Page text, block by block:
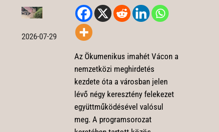
2026-07-29
Az Ökumenikus imahét Vácon a
nemzetközi meghirdetés
kezdete óta a városban jelen
lévő négy keresztény felekezet
együttműködésével valósul
meg. A programsorozat